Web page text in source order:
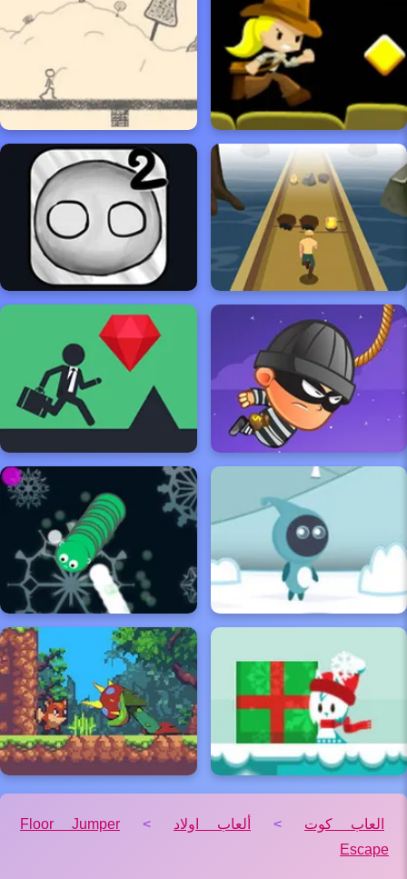
العاب كوت > ألعاب اولاد >
Floor Jumper
Escape